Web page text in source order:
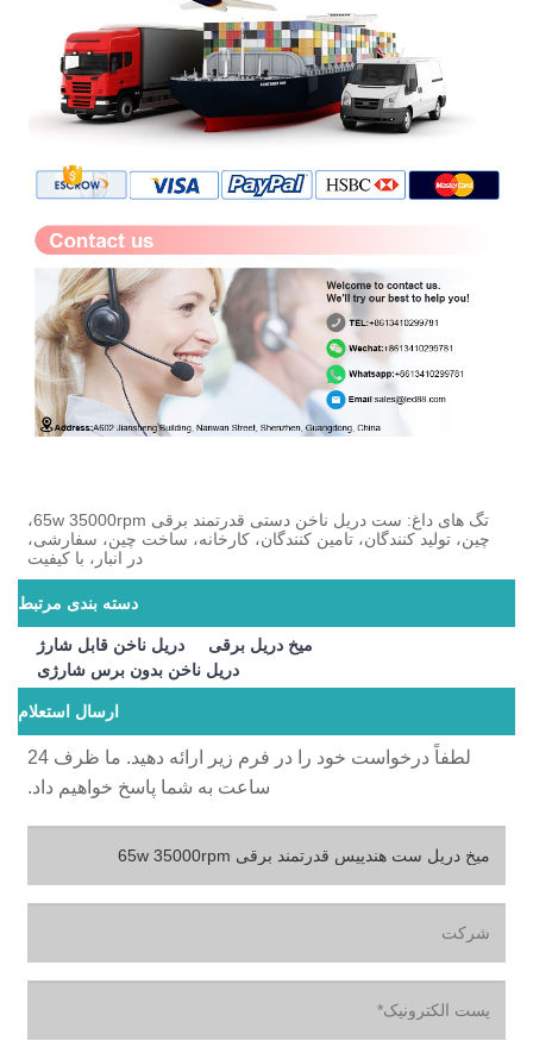
تگ های داغ: ست دریل ناخن دستی قدرتمند برقی 65w 35000rpm،
چین، تولید کنندگان، تامین کنندگان، کارخانه، ساخت چین، سفارشی،
در انبار، با کیفیت
دسته بندی مرتبط
دریل ناخن قابل شارژ
میخ دریل برقی
دریل ناخن بدون برس شارژی
ارسال استعلام
لطفاً درخواست خود را در فرم زیر ارائه دهید. ما ظرف 24
ساعت به شما پاسخ خواهیم داد.